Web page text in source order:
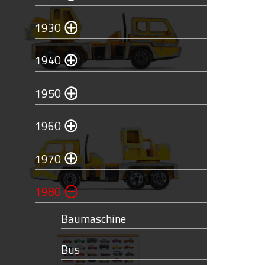
1930
1940
1950
1960
1970
1980
Baumaschine
Bus